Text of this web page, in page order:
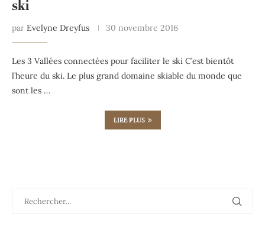
ski
par Evelyne Dreyfus 30 novembre 2016
Les 3 Vallées connectées pour faciliter le ski C’est bientôt
l’heure du ski. Le plus grand domaine skiable du monde que
sont les …
LIRE PLUS